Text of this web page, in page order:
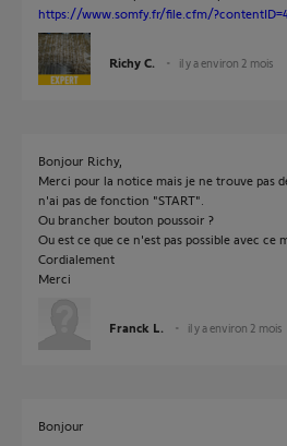
https://www.somfy.fr/file.cfm/
Richy C. il y a environ 2 mois
Bonjour Richy,
Merci pour la notice mais je ne trouve pas
n'ai pas de fonction "START".
Ou brancher bouton poussoir ?
Ou est ce que ce n'est pas possible avec ce
Cordialement
Merci
Franck L. il y a environ 2 mois
Bonjour